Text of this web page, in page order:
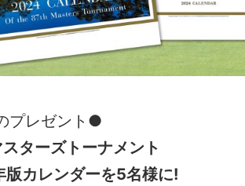
プレゼント●
ターズトーナメント
カレンダーを5名様に!